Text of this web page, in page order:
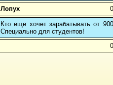
Лопух
Кто еще хочет зарабатывать от
Cпециально для студентов!